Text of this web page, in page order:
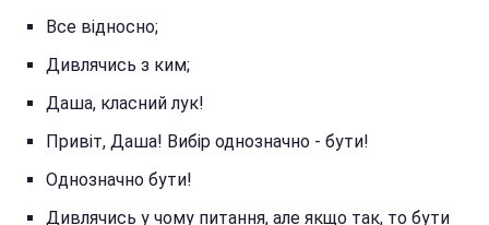
Все відносно;
Дивлячись з ким;
Даша, класний лук!
Привіт, Даша! Вибір однозначно - бути!
Однозначно бути!
Дивлячись у чому питання, але якщо так, то бути